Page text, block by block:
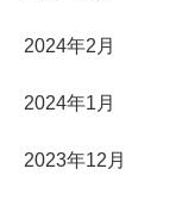
2024年2月
2024年1月
2023年12月